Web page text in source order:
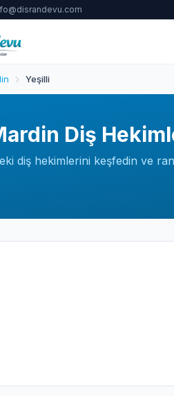
Yeşilli
Diş
diş hekimlerini keşfedin ve